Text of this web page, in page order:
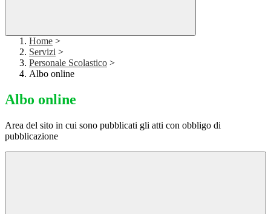
Home >
Servizi >
Personale Scolastico >
Albo online
Albo online
Area del sito in cui sono pubblicati gli atti con obbligo di
pubblicazione